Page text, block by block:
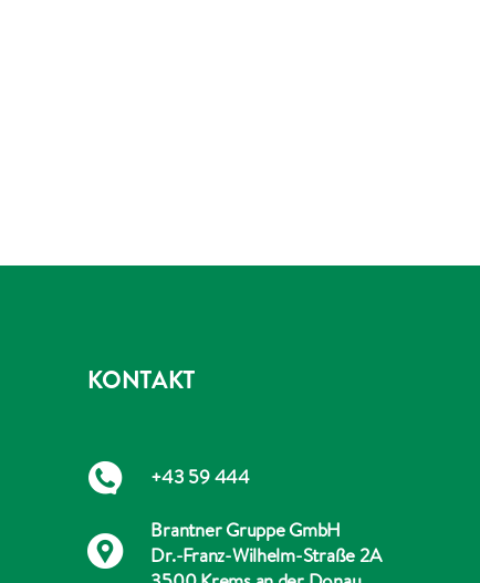
KONTAKT
+43 59 444
Brantner Gruppe GmbH
Dr.-Franz-Wilhelm-Straße 2A